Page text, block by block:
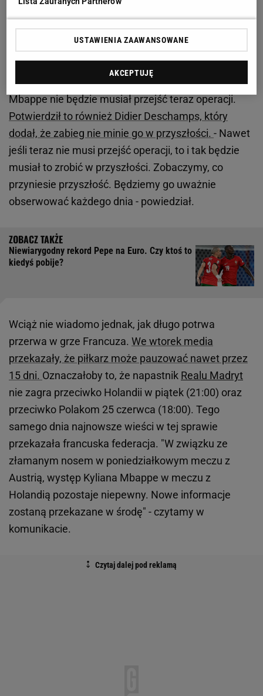
Francuska federacja przekazała najnowsze wieści
ws. Mbappe. Występ z Holandią niepewny
Pierwsze badania nieco uspokoiły fanów, ponieważ
Mbappe nie będzie musiał przejść teraz operacji.
Potwierdził to również Didier Deschamps, który
dodał, że zabieg nie minie go w przyszłości. - Nawet
jeśli teraz nie musi przejść operacji, to i tak będzie
musiał to zrobić w przyszłości. Zobaczymy, co
przyniesie przyszłość. Będziemy go uważnie
obserwować każdego dnia - powiedział.
Niewiarygodny rekord Pepe na Euro. Czy ktoś to
kiedyś pobije?
Wciąż nie wiadomo jednak, jak długo potrwa
przerwa w grze Francuza. We wtorek media
przekazały, że piłkarz może pauzować nawet przez
15 dni. Oznaczałoby to, że napastnik Realu Madryt
nie zagra przeciwko Holandii w piątek (21:00) oraz
przeciwko Polakom 25 czerwca (18:00). Tego
samego dnia najnowsze wieści w tej sprawie
przekazała francuska federacja. "W związku ze
złamanym nosem w poniedziałkowym meczu z
Austrią, występ Kyliana Mbappe w meczu z
Holandią pozostaje niepewny. Nowe informacje
zostaną przekazane w środę" - czytamy w
komunikacie.
USTAWIENIA ZAAWANSOWANE
AKCEPTUJĘ